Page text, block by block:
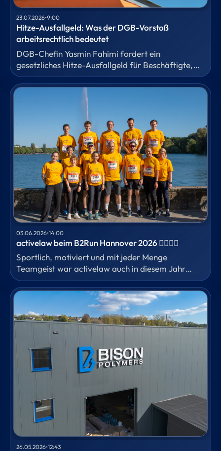
23.07.2026•9:00
Hitze-Ausfallgeld: Was der DGB-Vorstoß
arbeitsrechtlich bedeutet
DGB-Chefin Yasmin Fahimi fordert ein
gesetzliches Hitze-Ausfallgeld für Beschäftigte,
die wegen extremer Temperaturen nicht arbeiten
können. Für das HR-Fachmagazin
Personalwirtschaft hat unser Fachanwalt für
Arbeitsrecht Dr. Anton Barrein eingeordnet,
welche Ansprüche heute schon bestehen und
warum eine gesetzliche Lösung erhebliche
Folgefragen aufwirft.
03.06.2026•14:00
activelaw beim B2Run Hannover 2026 🏃‍♀️🏃‍♂️
Sportlich, motiviert und mit jeder Menge
Teamgeist war activelaw auch in diesem Jahr
wieder beim B2Run in Hannover vertreten.
26.05.2026•12:43